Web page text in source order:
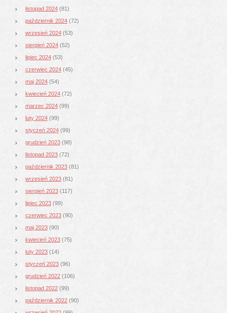
listopad 2024 (81)
październik 2024 (72)
wrzesień 2024 (53)
sierpień 2024 (52)
lipiec 2024 (53)
czerwiec 2024 (45)
maj 2024 (54)
kwiecień 2024 (72)
marzec 2024 (99)
luty 2024 (99)
styczeń 2024 (99)
grudzień 2023 (98)
listopad 2023 (72)
październik 2023 (81)
wrzesień 2023 (81)
sierpień 2023 (117)
lipiec 2023 (99)
czerwiec 2023 (90)
maj 2023 (90)
kwiecień 2023 (75)
luty 2023 (14)
styczeń 2023 (96)
grudzień 2022 (106)
listopad 2022 (99)
październik 2022 (90)